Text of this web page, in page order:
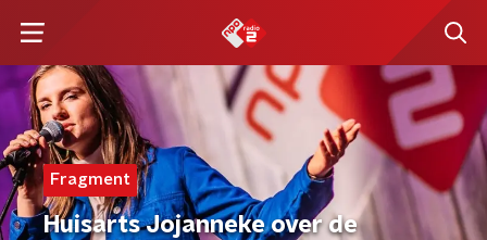
Fragment
Huisarts Jojanneke over de